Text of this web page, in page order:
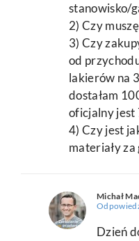
stanowisko/
2) Czy
3) Czy
od
lakierów na
dostałam
oficjalny jest
4) Czy jest
materiały za
Michał
Dzień